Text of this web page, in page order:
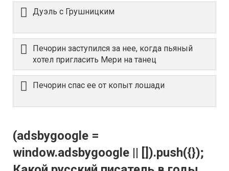
Дуэль с Грушницким
Печорин заступился за нее, когда пьяный
хотел пригласить Мери на танец
Печорин спас ее от копыт лошади
(adsbygoogle =
window.adsbygoogle || []).push({});